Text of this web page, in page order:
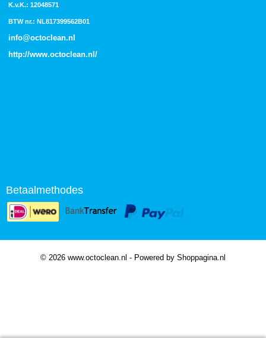
K.v.K.: 12048571
BTW nr.: NL817399562B01
info@octoclean.nl
http://www.octoclean.nl /
Betaalmethodes
© 2026 www.octoclean.nl - Powered by Shoppagina.nl